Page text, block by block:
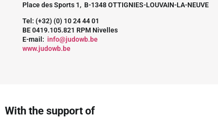
Place des Sports 1, B-1348 OTTIGNIES-LOUVAIN-LA-NEUVE
Tel: (+32) (0) 10 24 44 01
BE 0419.105.821 RPM Nivelles
E-mail: info@judowb.be
www.judowb.be
With the support of